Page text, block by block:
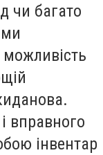
чи багато
вправного
інвентар